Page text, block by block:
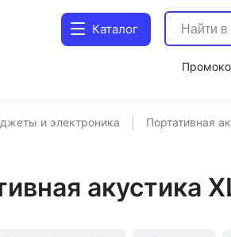
Каталог
и электроника Портативная
акустика